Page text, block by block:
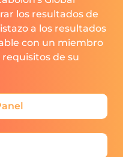
los resultados de
a los resultados
con un miembro
de su